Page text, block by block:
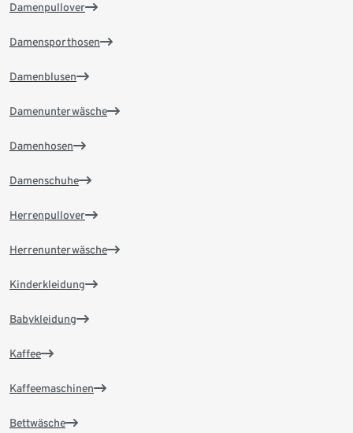
Damenpullover
Damensporthosen
Damenblusen
Damenunterwäsche
Damenhosen
Damenschuhe
Herrenpullover
Herrenunterwäsche
Kinderkleidung
Babykleidung
Kaffee
Kaffeemaschinen
Bettwäsche